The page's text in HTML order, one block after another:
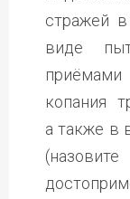
стражей
виде
копания
а также в